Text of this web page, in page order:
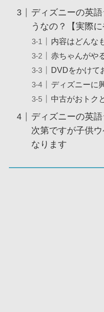
ディズニーの英
うなの？【実際に
内容はどんな
赤ちゃんがや
DVDをかけて
ディズニーに
中古がおトク
ディズニーの英
次第ですが子供
なります